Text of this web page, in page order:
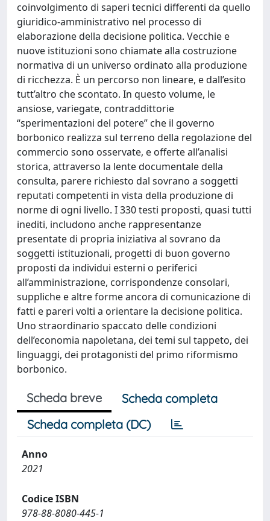
coinvolgimento di saperi tecnici differenti da quello
giuridico-amministrativo nel processo di
elaborazione della decisione politica. Vecchie e
nuove istituzioni sono chiamate alla costruzione
normativa di un universo ordinato alla produzione
di ricchezza. È un percorso non lineare, e dall’esito
tutt’altro che scontato. In questo volume, le
ansiose, variegate, contraddittorie
“sperimentazioni del potere” che il governo
borbonico realizza sul terreno della regolazione del
commercio sono osservate, e offerte all’analisi
storica, attraverso la lente documentale della
consulta, parere richiesto dal sovrano a soggetti
reputati competenti in vista della produzione di
norme di ogni livello. I 330 testi proposti, quasi tutti
inediti, includono anche rappresentanze
presentate di propria iniziativa al sovrano da
soggetti istituzionali, progetti di buon governo
proposti da individui esterni o periferici
all’amministrazione, corrispondenze consolari,
suppliche e altre forme ancora di comunicazione di
fatti e pareri volti a orientare la decisione politica.
Uno straordinario spaccato delle condizioni
dell’economia napoletana, dei temi sul tappeto, dei
linguaggi, dei protagonisti del primo riformismo
borbonico.
Scheda breve
Scheda completa
Scheda completa (DC)
Anno
2021
Codice ISBN
978-88-8080-445-1